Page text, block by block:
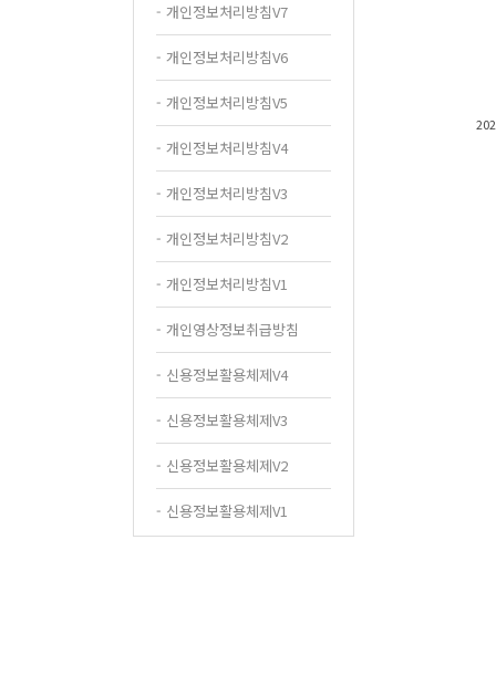
- 개인정보처리방침V7
- 개인정보처리방침V6
- 개인정보처리방침V5
- 개인정보처리방침V4
- 개인정보처리방침V3
- 개인정보처리방침V2
- 개인정보처리방침V1
- 개인영상정보취급방침
- 신용정보활용체제V4
- 신용정보활용체제V3
- 신용정보활용체제V2
- 신용정보활용체제V1